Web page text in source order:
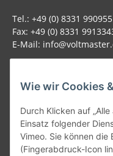
Wie wir Cookies
Durch Klicken auf
Einsatz folgender
Vimeo. Sie können die
(Fingerabdruck-Icon
Tel.: +49 (0) 8331 990955
Fax: +49 (0) 8331
E-Mail:
Allgemein